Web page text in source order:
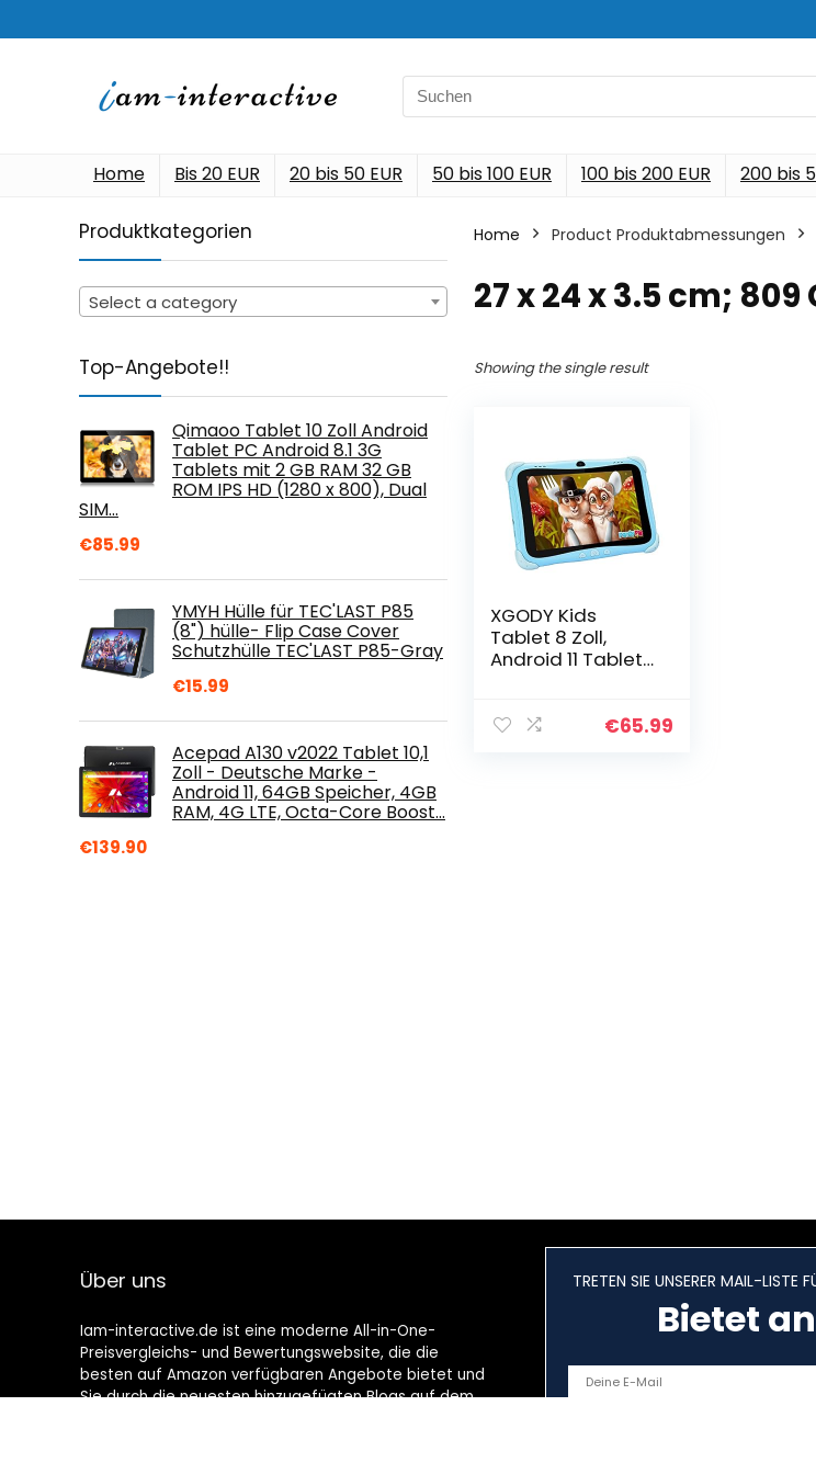
Search
for:
Home Bis 20 EUR 20 bis 50 EUR 50 bis 100 EUR 100 bis 200 EUR 200 bis
Produktkategorien
Select a category
Top-Angebote!!
Qimaoo Tablet 10 Zoll Android
Tablet PC Android 8.1 3G
Tablets mit 2 GB RAM 32 GB
ROM IPS HD (1280 x 800), Dual
SIM…
€85.99
YMYH Hülle für TEC'LAST P85
(8") hülle- Flip Case Cover
Schutzhülle TEC'LAST P85-Gray
€15.99
Acepad A130 v2022 Tablet 10,1
Zoll - Deutsche Marke -
Android 11, 64GB Speicher, 4GB
RAM, 4G LTE, Octa-Core Boost…
€139.90
Home Product Produktabmessungen
‎27 x 24 x 3.5 cm;
Showing the single result
XGODY Kids
Tablet 8 Zoll,
Android 11 Tablet
3GB RAM 32GB
€65.99
Über uns
Iam-interactive.de ist eine moderne All-in-One-
Preisvergleichs- und Bewertungswebsite, die die
besten auf Amazon verfügbaren Angebote bietet und
Sie durch die neuesten hinzugefügten Blogs auf dem
TRETEN SIE UNSERER MAIL-LISTE
Bietet an